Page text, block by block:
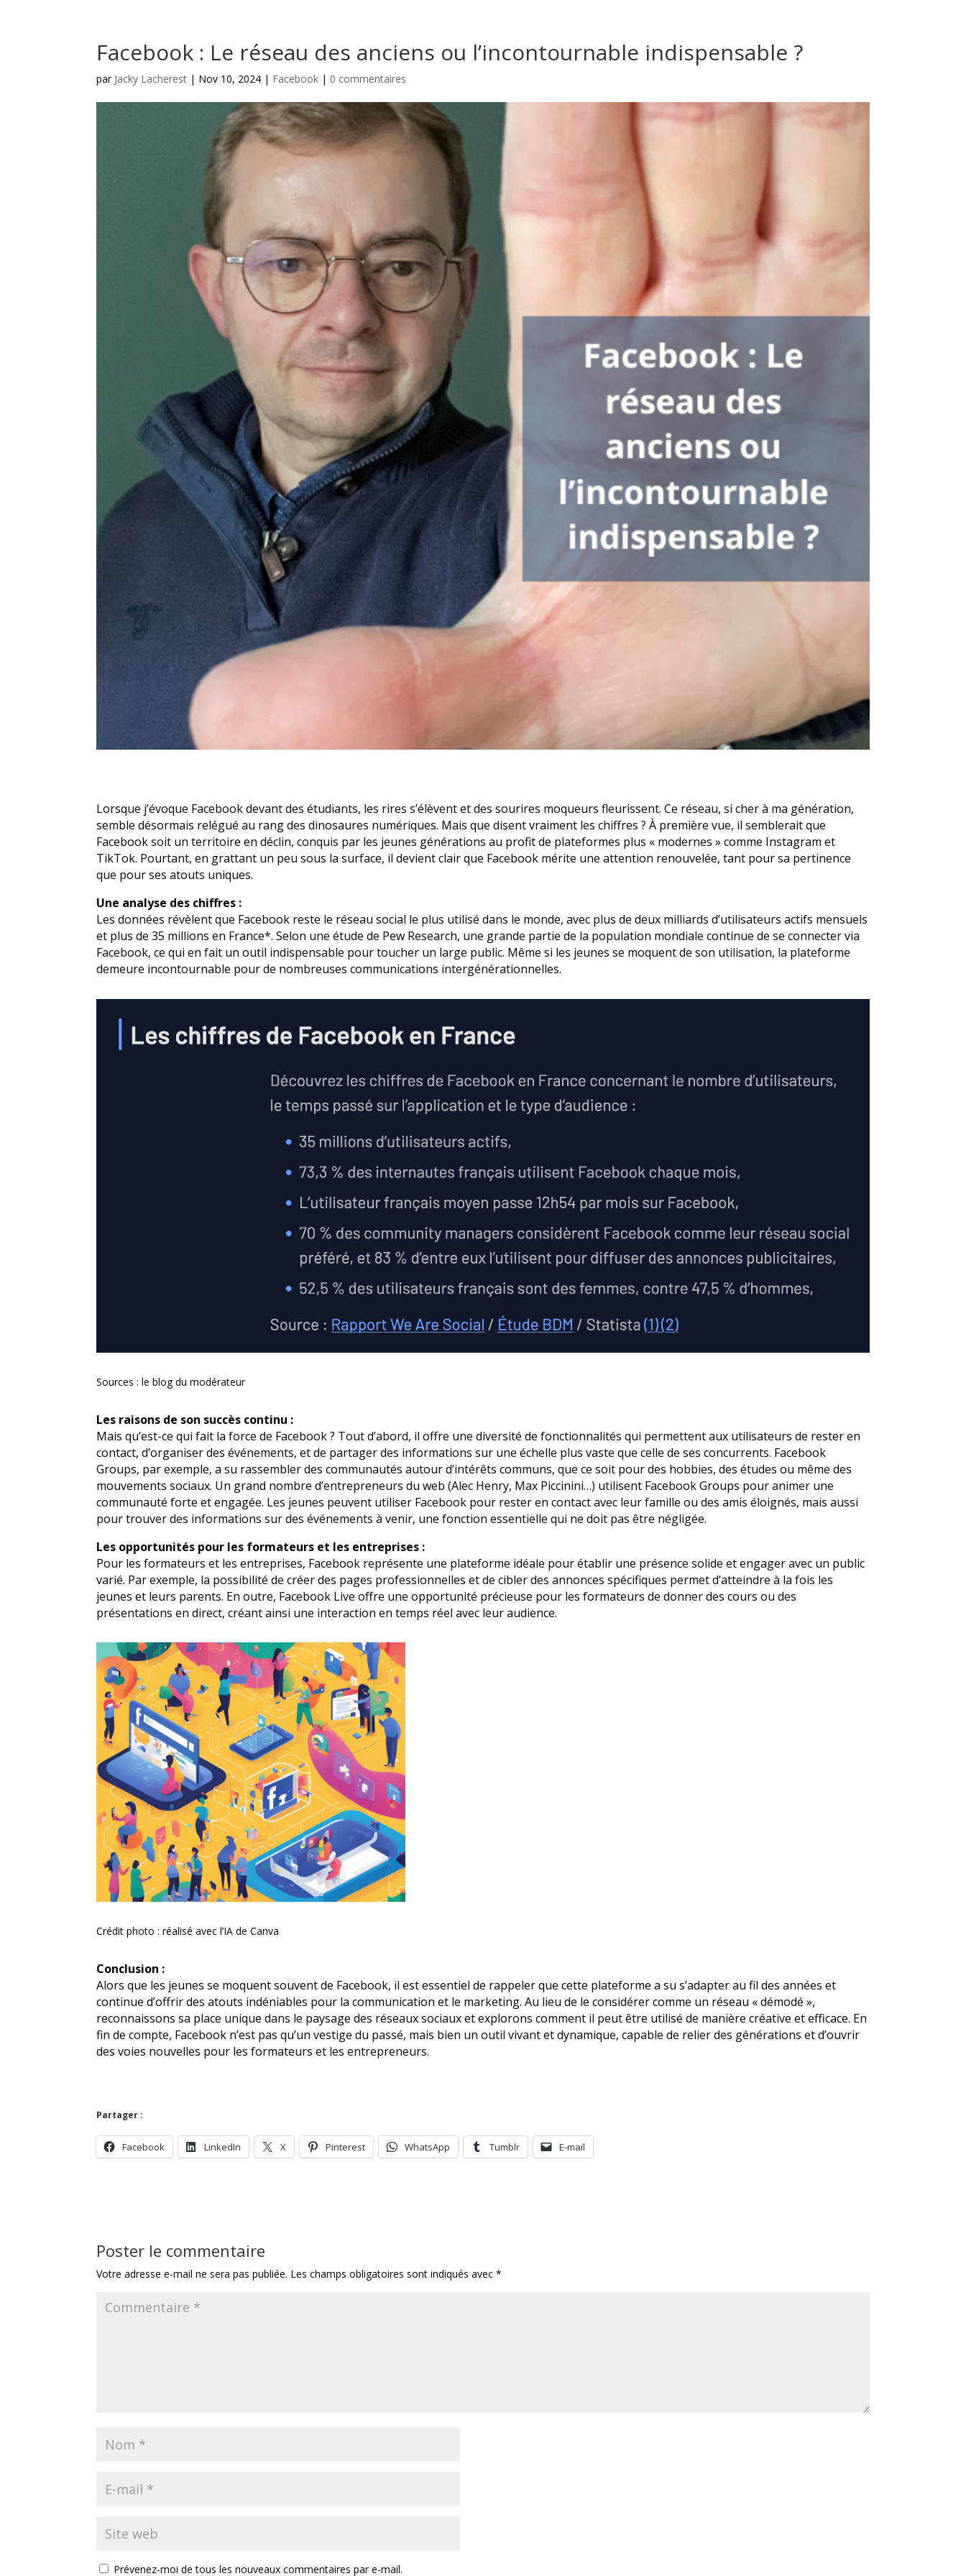
Facebook : Le réseau des anciens ou l’incontournable indispensable ?
par Jacky Lacherest | Nov 10, 2024 | Facebook | 0 commentaires
Lorsque j’évoque Facebook devant des étudiants, les rires s’élèvent et des sourires moqueurs fleurissent. Ce réseau, si cher à ma génération,
semble désormais relégué au rang des dinosaures numériques. Mais que disent vraiment les chiffres ? À première vue, il semblerait que
Facebook soit un territoire en déclin, conquis par les jeunes générations au profit de plateformes plus « modernes » comme Instagram et
TikTok. Pourtant, en grattant un peu sous la surface, il devient clair que Facebook mérite une attention renouvelée, tant pour sa pertinence
que pour ses atouts uniques.
Une analyse des chiffres :
Les données révèlent que Facebook reste le réseau social le plus utilisé dans le monde, avec plus de deux milliards d’utilisateurs actifs mensuels
et plus de 35 millions en France*. Selon une étude de Pew Research, une grande partie de la population mondiale continue de se connecter via
Facebook, ce qui en fait un outil indispensable pour toucher un large public. Même si les jeunes se moquent de son utilisation, la plateforme
demeure incontournable pour de nombreuses communications intergénérationnelles.
Sources : le blog du modérateur
Les raisons de son succès continu :
Mais qu’est-ce qui fait la force de Facebook ? Tout d’abord, il offre une diversité de fonctionnalités qui permettent aux utilisateurs de rester en
contact, d’organiser des événements, et de partager des informations sur une échelle plus vaste que celle de ses concurrents. Facebook
Groups, par exemple, a su rassembler des communautés autour d’intérêts communs, que ce soit pour des hobbies, des études ou même des
mouvements sociaux. Un grand nombre d’entrepreneurs du web (Alec Henry, Max Piccinini…) utilisent Facebook Groups pour animer une
communauté forte et engagée. Les jeunes peuvent utiliser Facebook pour rester en contact avec leur famille ou des amis éloignés, mais aussi
pour trouver des informations sur des événements à venir, une fonction essentielle qui ne doit pas être négligée.
Les opportunités pour les formateurs et les entreprises :
Pour les formateurs et les entreprises, Facebook représente une plateforme idéale pour établir une présence solide et engager avec un public
varié. Par exemple, la possibilité de créer des pages professionnelles et de cibler des annonces spécifiques permet d’atteindre à la fois les
jeunes et leurs parents. En outre, Facebook Live offre une opportunité précieuse pour les formateurs de donner des cours ou des
présentations en direct, créant ainsi une interaction en temps réel avec leur audience.
Crédit photo : réalisé avec l’IA de Canva
Conclusion :
Alors que les jeunes se moquent souvent de Facebook, il est essentiel de rappeler que cette plateforme a su s’adapter au fil des années et
continue d’offrir des atouts indéniables pour la communication et le marketing. Au lieu de le considérer comme un réseau « démodé »,
reconnaissons sa place unique dans le paysage des réseaux sociaux et explorons comment il peut être utilisé de manière créative et efficace. En
fin de compte, Facebook n’est pas qu’un vestige du passé, mais bien un outil vivant et dynamique, capable de relier des générations et d’ouvrir
des voies nouvelles pour les formateurs et les entrepreneurs.
Partager :
Facebook LinkedIn X Pinterest WhatsApp Tumblr E-mail
Poster le commentaire
Votre adresse e-mail ne sera pas publiée. Les champs obligatoires sont indiqués avec*
Prévenez-moi de tous les nouveaux commentaires par e-mail.